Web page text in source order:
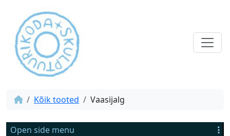
Kõik tooted Vaasijalg
Open side menu